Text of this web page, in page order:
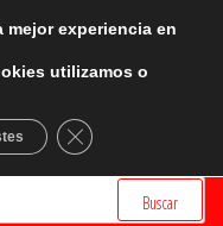
mejor experiencia en
utilizamos o
Cerrar el banner